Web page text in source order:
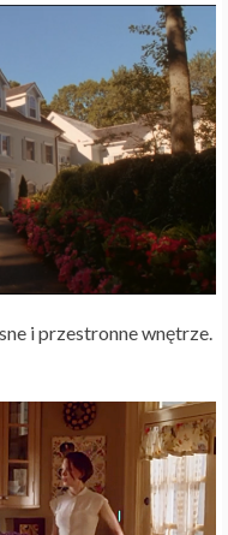
i przestronne wnętrze.